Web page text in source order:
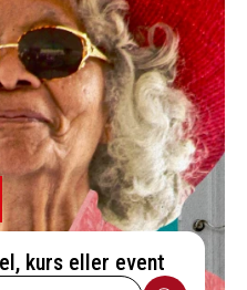
kurs eller event